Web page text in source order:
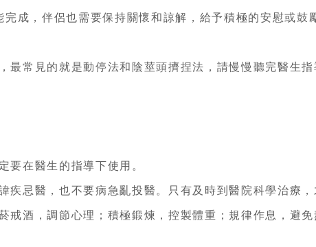
成，伴侶也需要保持關懷和諒解，給予積極的安慰或鼓
最常見的就是動停法和陰莖頭擠捏法，請慢慢聽完醫生指
要在醫生的指導下使用。
疾忌醫，也不要病急亂投醫。只有及時到醫院科學治療，
戒酒，調節心理；積極鍛煉，控製體重；規律作息，避免